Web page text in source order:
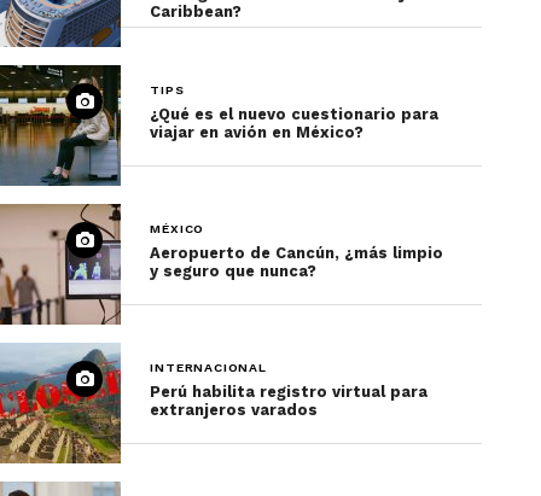
Caribbean?
TIPS
¿Qué es el nuevo cuestionario para
viajar en avión en México?
MÉXICO
Aeropuerto de Cancún, ¿más limpio
y seguro que nunca?
INTERNACIONAL
Perú habilita registro virtual para
extranjeros varados